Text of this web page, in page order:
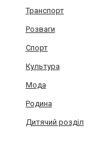
Транспорт
Розваги
Спорт
Культура
Мода
Родина
Дитячий розділ